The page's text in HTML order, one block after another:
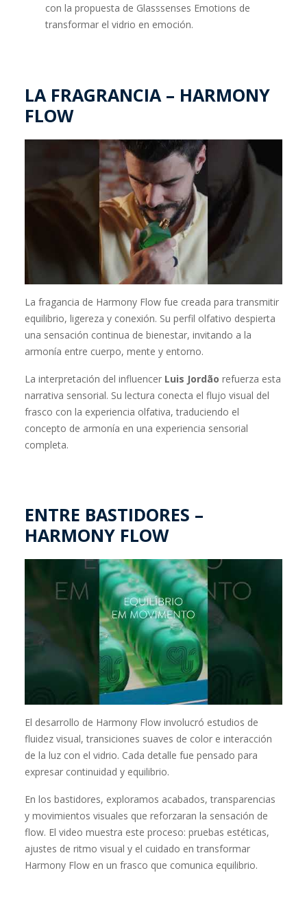
con la propuesta de Glasssenses Emotions de
transformar el vidrio en emoción.
LA FRAGRANCIA – HARMONY
FLOW
La fragancia de Harmony Flow fue creada para transmitir
equilibrio, ligereza y conexión. Su perfil olfativo despierta
una sensación continua de bienestar, invitando a la
armonía entre cuerpo, mente y entorno.
La interpretación del influencer Luis Jordão refuerza esta
narrativa sensorial. Su lectura conecta el flujo visual del
frasco con la experiencia olfativa, traduciendo el
concepto de armonía en una experiencia sensorial
completa.
ENTRE BASTIDORES –
HARMONY FLOW
El desarrollo de Harmony Flow involucró estudios de
fluidez visual, transiciones suaves de color e interacción
de la luz con el vidrio. Cada detalle fue pensado para
expresar continuidad y equilibrio.
En los bastidores, exploramos acabados, transparencias
y movimientos visuales que reforzaran la sensación de
flow. El video muestra este proceso: pruebas estéticas,
ajustes de ritmo visual y el cuidado en transformar
Harmony Flow en un frasco que comunica equilibrio.